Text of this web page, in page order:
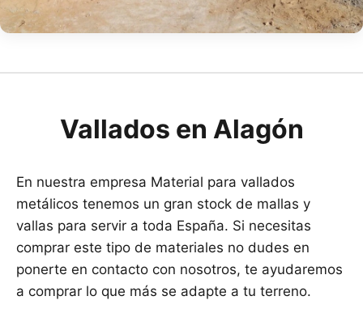
Vallados en Alagón
En nuestra empresa Material para vallados
metálicos tenemos un gran stock de mallas y
vallas para servir a toda España. Si necesitas
comprar este tipo de materiales no dudes en
ponerte en contacto con nosotros, te ayudaremos
a comprar lo que más se adapte a tu terreno.